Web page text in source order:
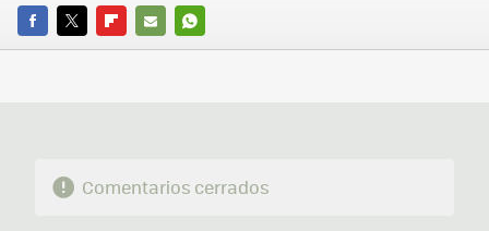
FACEBOOK
TWITTERFLIPBOARD
E-
WHATSAPP
Comentarios cerrados